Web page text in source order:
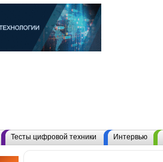
Тесты цифровой техники Интервью